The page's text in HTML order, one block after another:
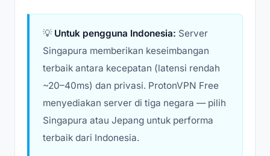
💡 Untuk pengguna Indonesia: Server
Singapura memberikan keseimbangan
terbaik antara kecepatan (latensi rendah
~20–40ms) dan privasi. ProtonVPN Free
menyediakan server di tiga negara — pilih
Singapura atau Jepang untuk performa
terbaik dari Indonesia.